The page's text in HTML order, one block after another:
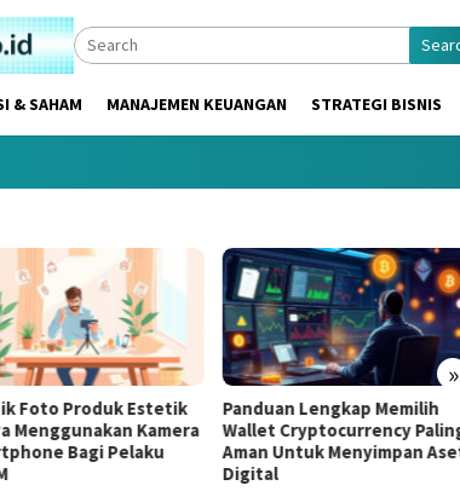
& SAHAM MANAJEMEN KEUANGAN STRATEGI BISNIS
»
Foto Produk Estetik
Menggunakan Kamera
Bagi Pelaku
Panduan Lengkap Memilih
Wallet Cryptocurrency
Aman Untuk Menyimpan
Digital